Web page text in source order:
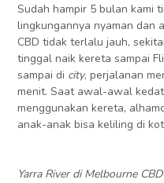
Sudah hampir 5 bulan kami
lingkungannya nyaman dan
CBD tidak terlalu jauh,
tinggal naik kereta sampai
sampai di city, perjalanan
menit. Saat awal-awal
menggunakan kereta,
anak-anak bisa keliling di
Yarra River di Melbourne CBD